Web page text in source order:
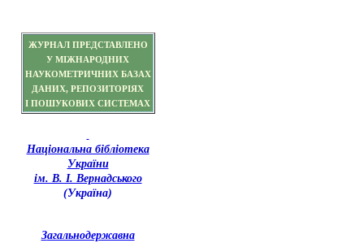
ЖУРНАЛ ПРЕДСТАВЛЕНО
У МІЖНАРОДНИХ
НАУКОМЕТРИЧНИХ БАЗАХ
ДАНИХ, РЕПОЗИТОРІЯХ
І ПОШУКОВИХ СИСТЕМАХ
Національна бібліотека
України
ім. В. І. Вернадського
(Україна)
Загальнодержавна